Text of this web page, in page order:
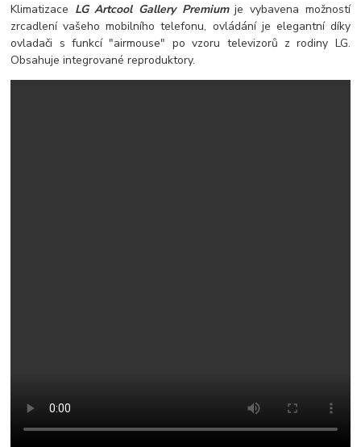
Klimatizace LG Artcool Gallery Premiumje vybavena možností
zrcadlení vašeho mobilního telefonu, ovládání je elegantní díky
ovladači s funkcí "airmouse" po vzoru televizorů z rodiny LG.
Obsahuje integrované reproduktory.